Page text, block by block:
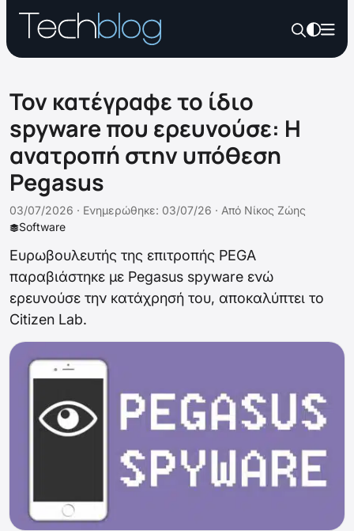
Τον κατέγραφε το ίδιο
spyware που ερευνούσε: Η
ανατροπή στην υπόθεση
Pegasus
Software
03/07/2026 · Ενημερώθηκε: 03/07/26 · Από Νίκος Ζώης
Ευρωβουλευτής της επιτροπής PEGA
παραβιάστηκε με Pegasus spyware ενώ
ερευνούσε την κατάχρησή του, αποκαλύπτει το
Citizen Lab.